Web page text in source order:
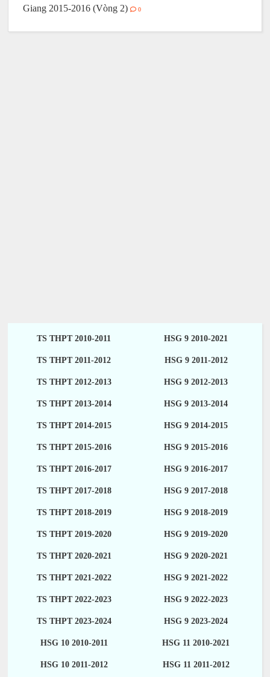
Giang 2015-2016 (Vòng 2)
0
TS THPT 2010-2011 HSG 9 2010-2021
TS THPT 2011-2012 HSG 9 2011-2012
TS THPT 2012-2013 HSG 9 2012-2013
TS THPT 2013-2014 HSG 9 2013-2014
TS THPT 2014-2015 HSG 9 2014-2015
TS THPT 2015-2016 HSG 9 2015-2016
TS THPT 2016-2017 HSG 9 2016-2017
TS THPT 2017-2018 HSG 9 2017-2018
TS THPT 2018-2019 HSG 9 2018-2019
TS THPT 2019-2020 HSG 9 2019-2020
TS THPT 2020-2021 HSG 9 2020-2021
TS THPT 2021-2022 HSG 9 2021-2022
TS THPT 2022-2023 HSG 9 2022-2023
TS THPT 2023-2024 HSG 9 2023-2024
HSG 10 2010-2011 HSG 11 2010-2021
HSG 10 2011-2012 HSG 11 2011-2012